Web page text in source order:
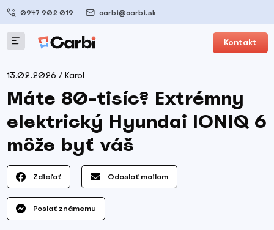
0947 902 019 carbi@carbi.sk
Kontakt
13.02.2026 / Karol
Máte 80-tisíc? Extrémny
elektrický Hyundai IONIQ 6
môže byť váš
Zdieľať Odoslať mailom
Poslať známemu